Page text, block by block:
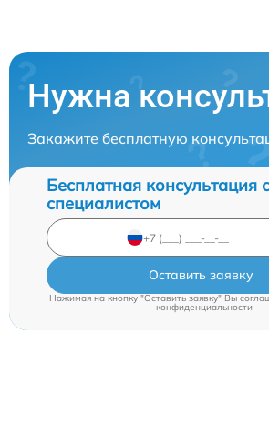
Нужна
Закажите бесплатную
Бесплатная консультация
специалистом
Оставить заявку
Нажимая на кнопку "Оставить заявку" Вы
конфиденциальности